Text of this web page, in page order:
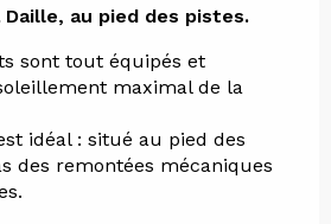
au pied des pistes.
sont tout équipés et
maximal de la
idéal : situé au pied des
des remontées mécaniques